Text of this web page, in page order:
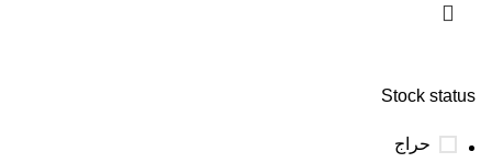
Stock status
حراج